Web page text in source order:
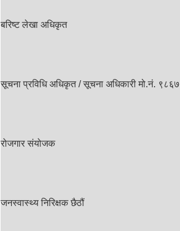
बरिष्ट लेखा अधिकृत
सूचना प्रविधि अधिकृत / सूचना अधिकारी मो.नं.
रोजगार संयोजक
जनस्वास्थ्य निरिक्षक छैठौं